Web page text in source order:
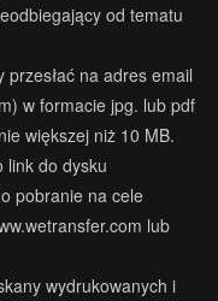
od tematu
na adres email
) w formacie jpg. lub pdf
większej niż 10 MB.
link do dysku
pobranie na cele
lub
wydrukowanych i